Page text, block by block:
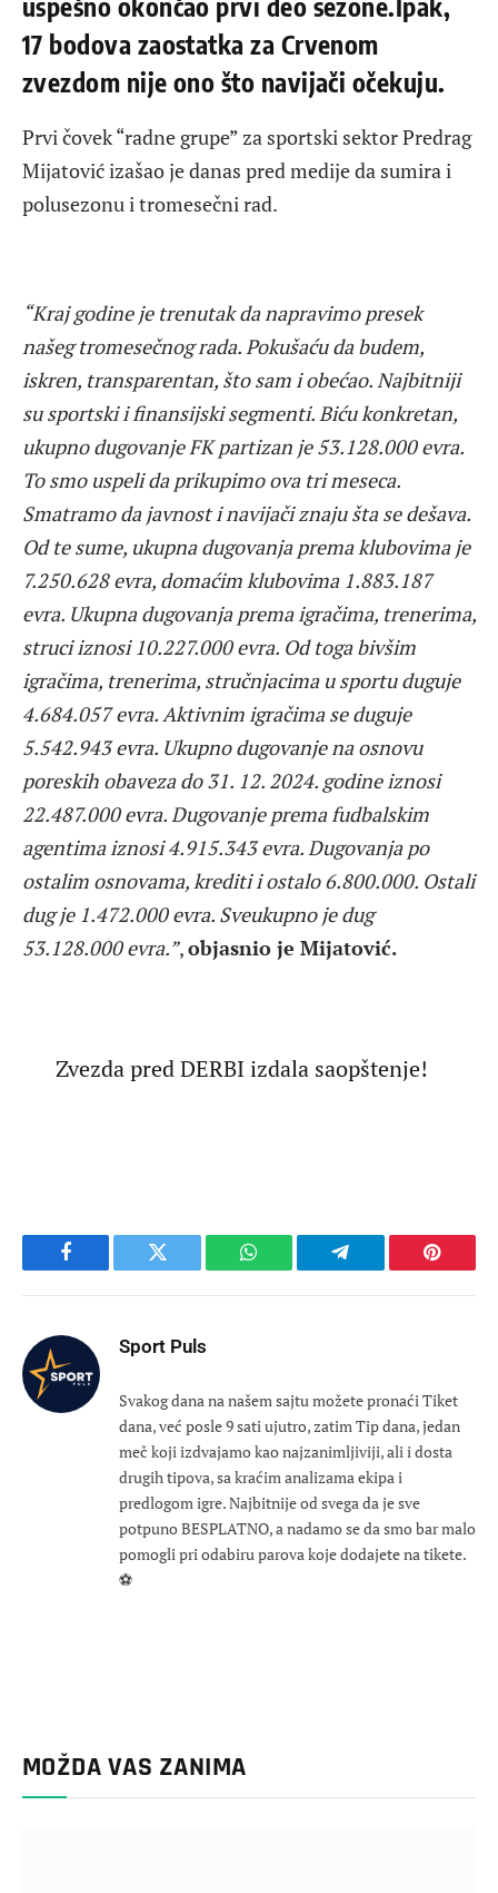
17 bodova zaostatka za Crvenom
zvezdom nije ono što navijači očekuju.
Prvi čovek “radne grupe” za sportski sektor Predrag
Mijatović izašao je danas pred medije da sumira i
polusezonu i tromesečni rad.
“Kraj godine je trenutak da napravimo presek
našeg tromesečnog rada. Pokušaću da budem,
iskren, transparentan, što sam i obećao. Najbitniji
su sportski i finansijski segmenti. Biću konkretan,
ukupno dugovanje FK partizan je 53.128.000 evra.
To smo uspeli da prikupimo ova tri meseca.
Smatramo da javnost i navijači znaju šta se dešava.
Od te sume, ukupna dugovanja prema klubovima je
7.250.628 evra, domaćim klubovima 1.883.187
evra. Ukupna dugovanja prema igračima, trenerima,
struci iznosi 10.227.000 evra. Od toga bivšim
igračima, trenerima, stručnjacima u sportu duguje
4.684.057 evra. Aktivnim igračima se duguje
5.542.943 evra. Ukupno dugovanje na osnovu
poreskih obaveza do 31. 12. 2024. godine iznosi
22.487.000 evra. Dugovanje prema fudbalskim
agentima iznosi 4.915.343 evra. Dugovanja po
ostalim osnovama, krediti i ostalo 6.800.000. Ostali
dug je 1.472.000 evra. Sveukupno je dug
53.128.000 evra.”,objasnio je Mijatović.
Zvezda pred DERBI izdala saopštenje!
Facebook Twitter WhatsApp Telegram
Sport Puls
Svakog dana na našem sajtu možete pronaći Tiket
dana, već posle 9 sati ujutro, zatim Tip dana, jedan
meč koji izdvajamo kao najzanimljiviji, ali i dosta
drugih tipova, sa kraćim analizama ekipa i
predlogom igre. Najbitnije od svega da je sve
potpuno BESPLATNO, a nadamo se da smo bar malo
pomogli pri odabiru parova koje dodajete na tikete.
⚽
MOŽDA VAS ZANIMA